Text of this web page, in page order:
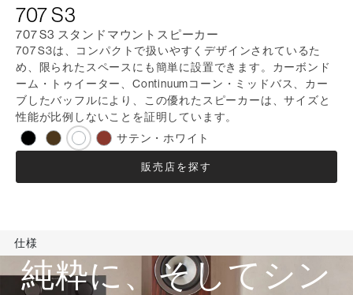
707 S3
707 S3 スタンドマウントスピーカー
707 S3は、コンパクトで扱いやすくデザインされているた
め、限られたスペースにも簡単に設置できます。カーボンド
ーム・トゥイーター、Continuumコーン・ミッドバス、カー
ブしたバッフルにより、この優れたスピーカーは、サイズと
性能が比例しないことを証明しています。
サテン・ホワイト
販売店を探す
仕様
純粋に、そしてシン